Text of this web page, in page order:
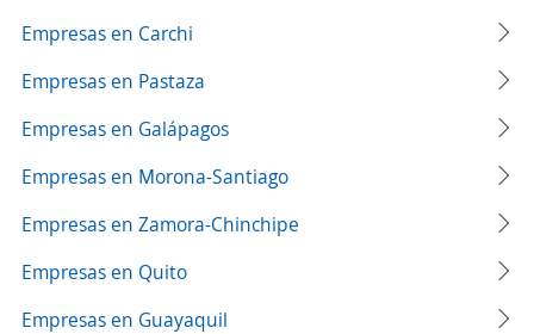
Empresas en Carchi
Empresas en Pastaza
Empresas en Galápagos
Empresas en Morona-Santiago
Empresas en Zamora-Chinchipe
Empresas en Quito
Empresas en Guayaquil